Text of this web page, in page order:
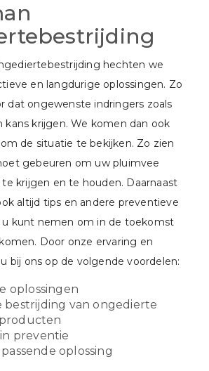
hechten we
en langdurige oplossingen. Zo
dat ongewenste indringers zoals
kans krijgen. We komen dan ook
de situatie te bekijken. Zo zien
gebeuren om uw pluimvee
krijgen en te houden. Daarnaast
altijd tips en andere preventieve
kunt nemen om in de toekomst
Door onze ervaring en
bij ons op de volgende voordelen:
oplossingen
bestrijding van ongedierte
preventie
oplossing